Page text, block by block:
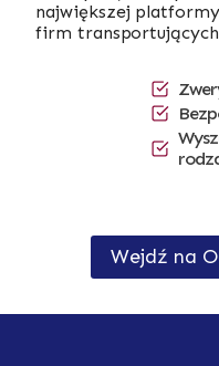
największej
firm transportujących
Wejdź na